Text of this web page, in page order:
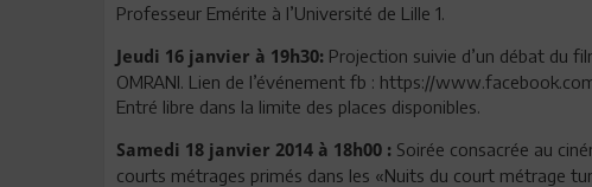
Professeur Emérite à l’Université de Lille 1.
Jeudi 16 janvier à 19h30: Projection suivie d’un débat du
OMRANI. Lien de l’événement fb : https://
Entré libre dans la limite des places disponibles.
Samedi 18 janvier 2014 à 18h00 : Soirée consacrée au
courts métrages primés dans les «Nuits du court métrage